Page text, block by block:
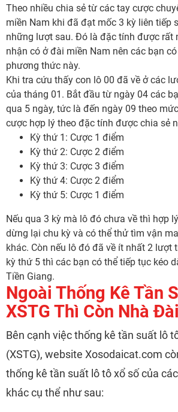
Theo nhiều chia sẻ từ các tay cược
miền Nam khi đã đạt mốc 3 kỳ liên tiếp
những lượt sau. Đó là đặc tính được rất
nhận có ở đài miền Nam nên các bạn
phương thức này.
Khi tra cứu thấy con lô 00 đã về ở các
của tháng 01. Bắt đầu từ ngày 04 các
qua 5 ngày, tức là đến ngày 09 theo
cược hợp lý theo đặc tính được chia sẻ
Kỳ thứ 1: Cược 1 điểm
Kỳ thứ 2: Cược 2 điểm
Kỳ thứ 3: Cược 3 điểm
Kỳ thứ 4: Cược 2 điểm
Kỳ thứ 5: Cược 1 điểm
Nếu qua 3 kỳ mà lô đó chưa về thì hợp
dừng lại chu kỳ và có thể thử tìm vận
khác. Còn nếu lô đó đã về ít nhất 2 lượt
kỳ thứ 5 thì các bạn có thể tiếp tục kéo
Tiền Giang.
Ngoài Thống Kê Tần
XSTG Thì Còn Nhà
Bên cạnh việc thống kê tần suất lô
(XSTG), website Xosodaicat.com
thống kê tần suất lô tô xổ số của
khác cụ thể như sau: